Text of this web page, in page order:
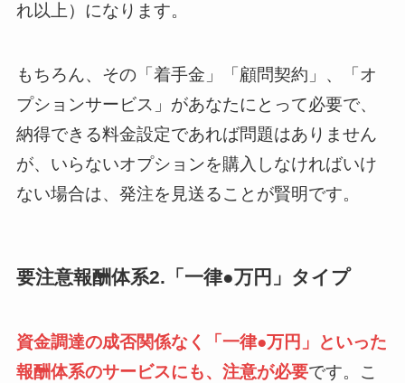
れ以上）になります。
もちろん、その「着手金」「顧問契約」、「オ
プションサービス」があなたにとって必要で、
納得できる料金設定であれば問題はありません
が、いらないオプションを購入しなければいけ
ない場合は、発注を見送ることが賢明です。
要注意報酬体系2.「一律●万円」タイプ
資金調達の成否関係なく「一律●万円」といった
報酬体系のサービスにも、注意が必要です。こ